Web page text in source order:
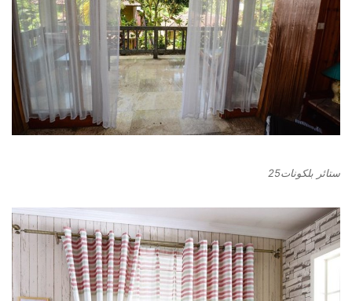
ستائر بلكونات25